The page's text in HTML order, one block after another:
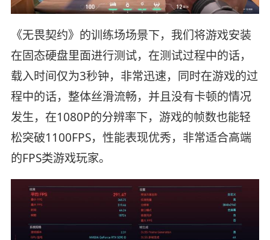
《无畏契约》的训练场场景下，我们将游戏安装
在固态硬盘里面进行测试，在测试过程中的话，
载入时间仅为3秒钟，非常迅速，同时在游戏的过
程中的话，整体丝滑流畅，并且没有卡顿的情况
发生，在1080P的分辨率下，游戏的帧数也能轻
松突破1100FPS，性能表现优秀，非常适合高端
的FPS类游戏玩家。